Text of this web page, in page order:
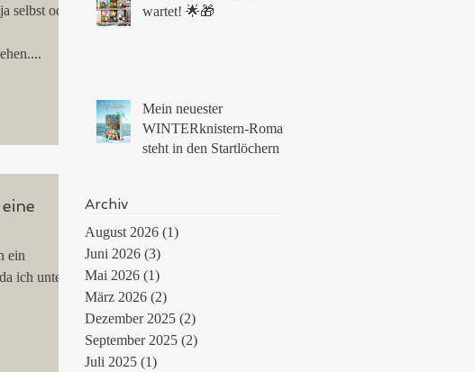
selbst oder
ein
ich unter
wartet! 🌟🎁
Mein neuester
WINTERknistern-Roman
steht in den Startlöchern
Archiv
August 2026 (1)
Juni 2026 (3)
Mai 2026 (1)
März 2026 (2)
Dezember 2025 (2)
September 2025 (2)
Juli 2025 (1)